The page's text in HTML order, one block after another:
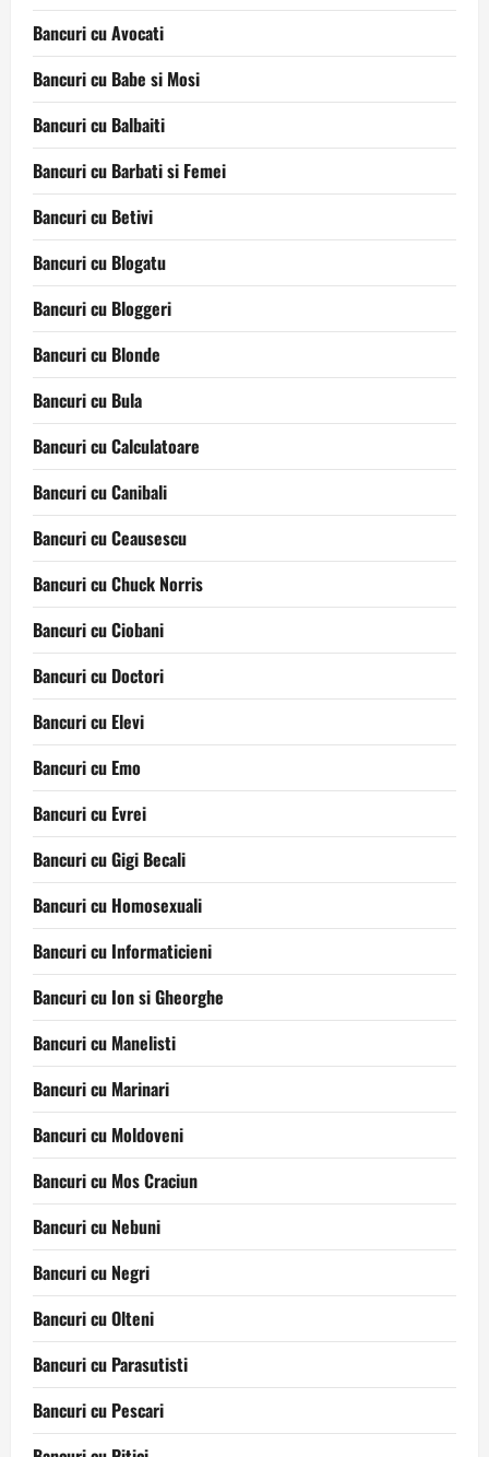
Bancuri cu Avocati
Bancuri cu Babe si Mosi
Bancuri cu Balbaiti
Bancuri cu Barbati si Femei
Bancuri cu Betivi
Bancuri cu Blogatu
Bancuri cu Bloggeri
Bancuri cu Blonde
Bancuri cu Bula
Bancuri cu Calculatoare
Bancuri cu Canibali
Bancuri cu Ceausescu
Bancuri cu Chuck Norris
Bancuri cu Ciobani
Bancuri cu Doctori
Bancuri cu Elevi
Bancuri cu Emo
Bancuri cu Evrei
Bancuri cu Gigi Becali
Bancuri cu Homosexuali
Bancuri cu Informaticieni
Bancuri cu Ion si Gheorghe
Bancuri cu Manelisti
Bancuri cu Marinari
Bancuri cu Moldoveni
Bancuri cu Mos Craciun
Bancuri cu Nebuni
Bancuri cu Negri
Bancuri cu Olteni
Bancuri cu Parasutisti
Bancuri cu Pescari